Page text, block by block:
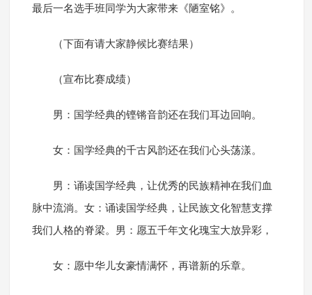
最后一名选手班同学为大家带来《陋室铭》。
（下面有请大家静候比赛结果）
（宣布比赛成绩）
男：国学经典的铿锵音韵还在我们耳边回响。
女：国学经典的千古风韵还在我们心头荡漾。
男：诵读国学经典，让优秀的民族精神在我们血
脉中流淌。女：诵读国学经典，让民族文化智慧支撑
我们人格的脊梁。男：愿五千年文化瑰宝大放异彩，
女：愿中华儿女豪情满怀，再谱新的乐章。